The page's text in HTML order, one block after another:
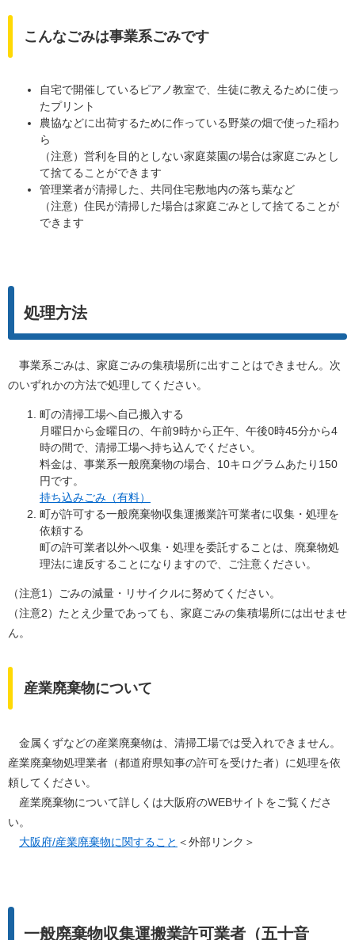
こんなごみは事業系ごみです
自宅で開催しているピアノ教室で、生徒に教えるために使っ
たプリント
農協などに出荷するために作っている野菜の畑で使った稲わ
ら
（注意）営利を目的としない家庭菜園の場合は家庭ごみとし
て捨てることができます
管理業者が清掃した、共同住宅敷地内の落ち葉など
（注意）住民が清掃した場合は家庭ごみとして捨てることが
できます
処理方法
事業系ごみは、家庭ごみの集積場所に出すことはできません。次
のいずれかの方法で処理してください。
町の清掃工場へ自己搬入する
月曜日から金曜日の、午前9時から正午、午後0時45分から4
時の間で、清掃工場へ持ち込んでください。
料金は、事業系一般廃棄物の場合、10キログラムあたり150
円です。
持ち込みごみ（有料）
町が許可する一般廃棄物収集運搬業許可業者に収集・処理を
依頼する
町の許可業者以外へ収集・処理を委託することは、廃棄物処
理法に違反することになりますので、ご注意ください。
（注意1）ごみの減量・リサイクルに努めてください。
（注意2）たとえ少量であっても、家庭ごみの集積場所には出せませ
ん。
産業廃棄物について
金属くずなどの産業廃棄物は、清掃工場では受入れできません。
産業廃棄物処理業者（都道府県知事の許可を受けた者）に処理を依
頼してください。
産業廃棄物について詳しくは大阪府のWEBサイトをご覧くださ
い。
大阪府/産業廃棄物に関すること ＜外部リンク＞
一般廃棄物収集運搬業許可業者（五十音